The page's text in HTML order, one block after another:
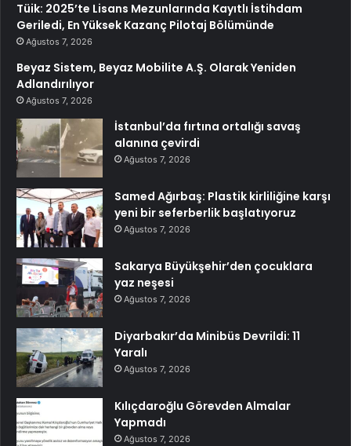
Tüik: 2025’te Lisans Mezunlarında Kayıtlı İstihdam
Geriledi, En Yüksek Kazanç Pilotaj Bölümünde
Ağustos 7, 2026
Beyaz Sistem, Beyaz Mobilite A.Ş. Olarak Yeniden
Adlandırılıyor
Ağustos 7, 2026
İstanbul’da fırtına ortalığı savaş
alanına çevirdi
Ağustos 7, 2026
Samed Ağırbaş: Plastik kirliliğine karşı
yeni bir seferberlik başlatıyoruz
Ağustos 7, 2026
Sakarya Büyükşehir’den çocuklara
yaz neşesi
Ağustos 7, 2026
Diyarbakır’da Minibüs Devrildi: 11
Yaralı
Ağustos 7, 2026
Kılıçdaroğlu Görevden Almalar
Yapmadı
Ağustos 7, 2026